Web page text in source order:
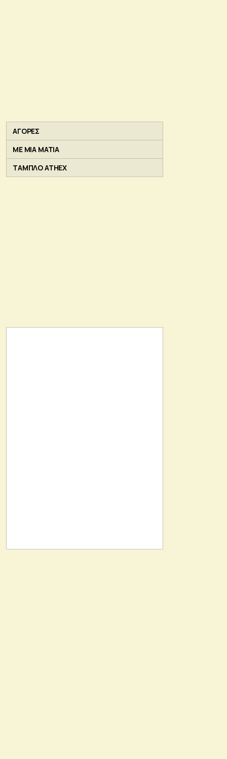
ΑΓΟΡΕΣ
ΜΕ ΜΙΑ ΜΑΤΙΑ
ΤΑΜΠΛΟ ATHEX